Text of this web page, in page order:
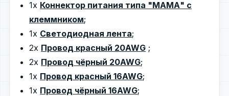
1х Коннектор питания типа "МАМА" с
клеммником;
1х Светодиодная лента;
2х Провод красный 20AWG ;
2х Провод чёрный 20AWG;
1х Провод красный 16AWG;
1х Провод чёрный 16AWG;